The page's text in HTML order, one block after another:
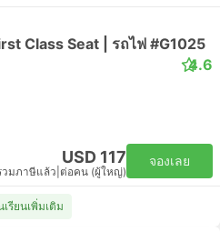
Class Seat | รถไฟ #G1025
4.6
USD 117
วมภาษีแล้ว ต่อคน (ผู้ใหญ่)
จองเลย
รียนเพิ่มเติม